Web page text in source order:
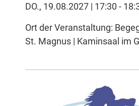
DO., 19.08.2027 | 17:30 -
Ort der Veranstaltung:
St. Magnus | Kaminsaal im